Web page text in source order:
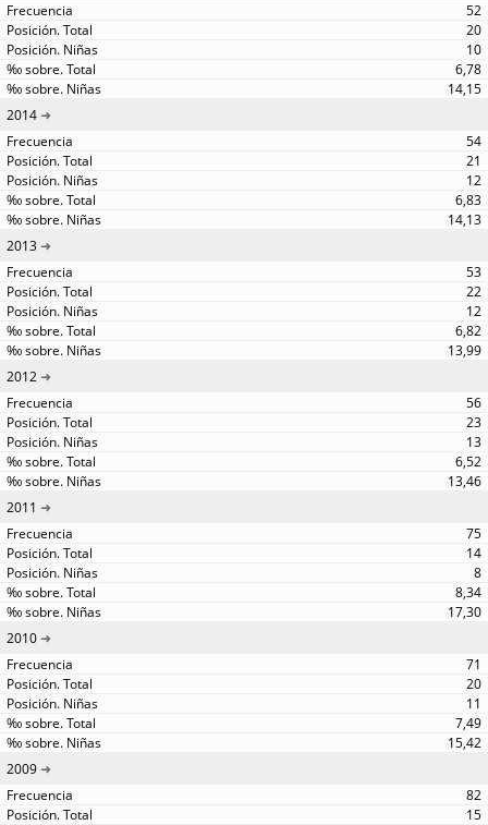
52
20
10
6,78
14,15
2014
54
21
12
6,83
14,13
2013
53
22
12
6,82
13,99
2012
56
23
13
6,52
13,46
2011
75
14
8
8,34
17,30
2010
71
20
11
7,49
15,42
2009
82
15